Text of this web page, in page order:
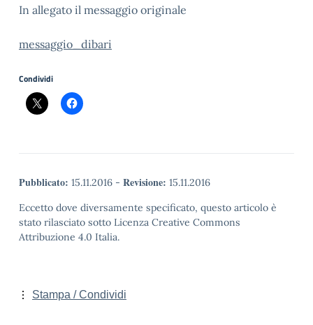
In allegato il messaggio originale
messaggio_dibari
Condividi
Pubblicato: 15.11.2016 - Revisione: 15.11.2016
Eccetto dove diversamente specificato, questo articolo è
stato rilasciato sotto Licenza Creative Commons
Attribuzione 4.0 Italia.
Stampa / Condividi